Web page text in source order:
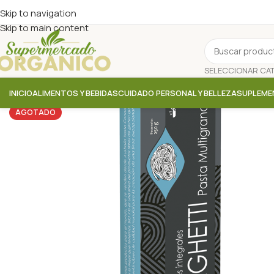
Skip to navigation
Skip to main content
INICIOALIMENTOS Y BEBIDASCUIDADO PERSONAL Y BELLEZA
AGOTADO